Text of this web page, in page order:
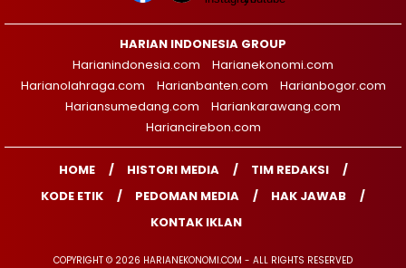
HARIAN INDONESIA GROUP
Harianindonesia.com
Harianekonomi.com
Harianolahraga.com
Harianbanten.com
Harianbogor.com
Hariansumedang.com
Hariankarawang.com
Hariancirebon.com
HOME HISTORI MEDIA
TIM REDAKSI
KODE ETIK
PEDOMAN MEDIA
HAK JAWAB
KONTAK IKLAN
COPYRIGHT © 2026 HARIANEKONOMI.COM - ALL RIGHTS RESERVED